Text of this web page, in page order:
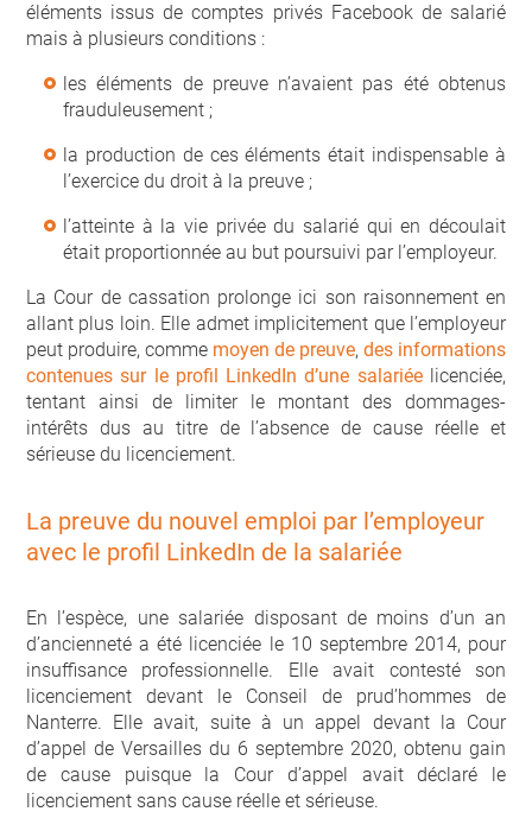
éléments issus de comptes privés Facebook de salarié
mais à plusieurs conditions :
les éléments de preuve n’avaient pas été obtenus
frauduleusement ;
la production de ces éléments était indispensable à
l’exercice du droit à la preuve ;
l’atteinte à la vie privée du salarié qui en découlait
était proportionnée au but poursuivi par l’employeur.
La Cour de cassation prolonge ici son raisonnement en
allant plus loin. Elle admet implicitement que l’employeur
peut produire, comme moyen de preuve, des informations
contenues sur le profil LinkedIn d’une salariéelicenciée,
tentant ainsi de limiter le montant des dommages-
intérêts dus au titre de l’absence de cause réelle et
sérieuse du licenciement.
La preuve du nouvel emploi par l’employeur
avec le profil LinkedIn de la salariée
En l’espèce, une salariée disposant de moins d’un an
d’ancienneté a été licenciée le 10 septembre 2014, pour
insuffisance professionnelle. Elle avait contesté son
licenciement devant le Conseil de prud’hommes de
Nanterre. Elle avait, suite à un appel devant la Cour
d’appel de Versailles du 6 septembre 2020, obtenu gain
de cause puisque la Cour d’appel avait déclaré le
licenciement sans cause réelle et sérieuse.